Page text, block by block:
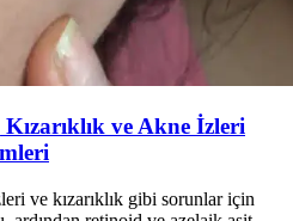
ve Akne İzleri
ve kızarıklık gibi sorunlar için